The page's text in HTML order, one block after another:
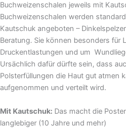
Buchweizenschalen jeweils mit
Buchweizenschalen werden
Kautschuk angeboten –
Beratung. Sie können besonders für
Druckentlastungen und um
Ursächlich dafür dürfte sein, dass
Polsterfüllungen die Haut gut atmen
aufgenommen und verteilt wird.
Mit Kautschuk: Das macht die
langlebiger (10 Jahre und mehr)